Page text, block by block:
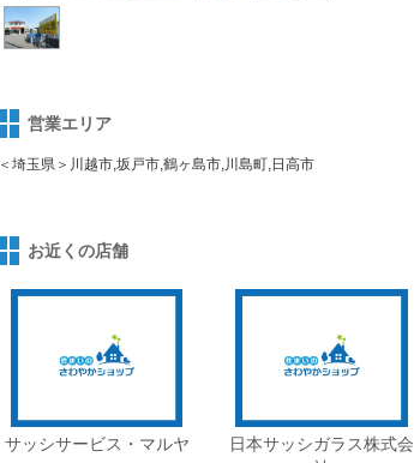
営業エリア
＜埼玉県＞川越市,坂戸市,鶴ヶ島市,川島町,日高市
お近くの店舗
サッシサービス・マルヤ
日本サッシガラス株式会